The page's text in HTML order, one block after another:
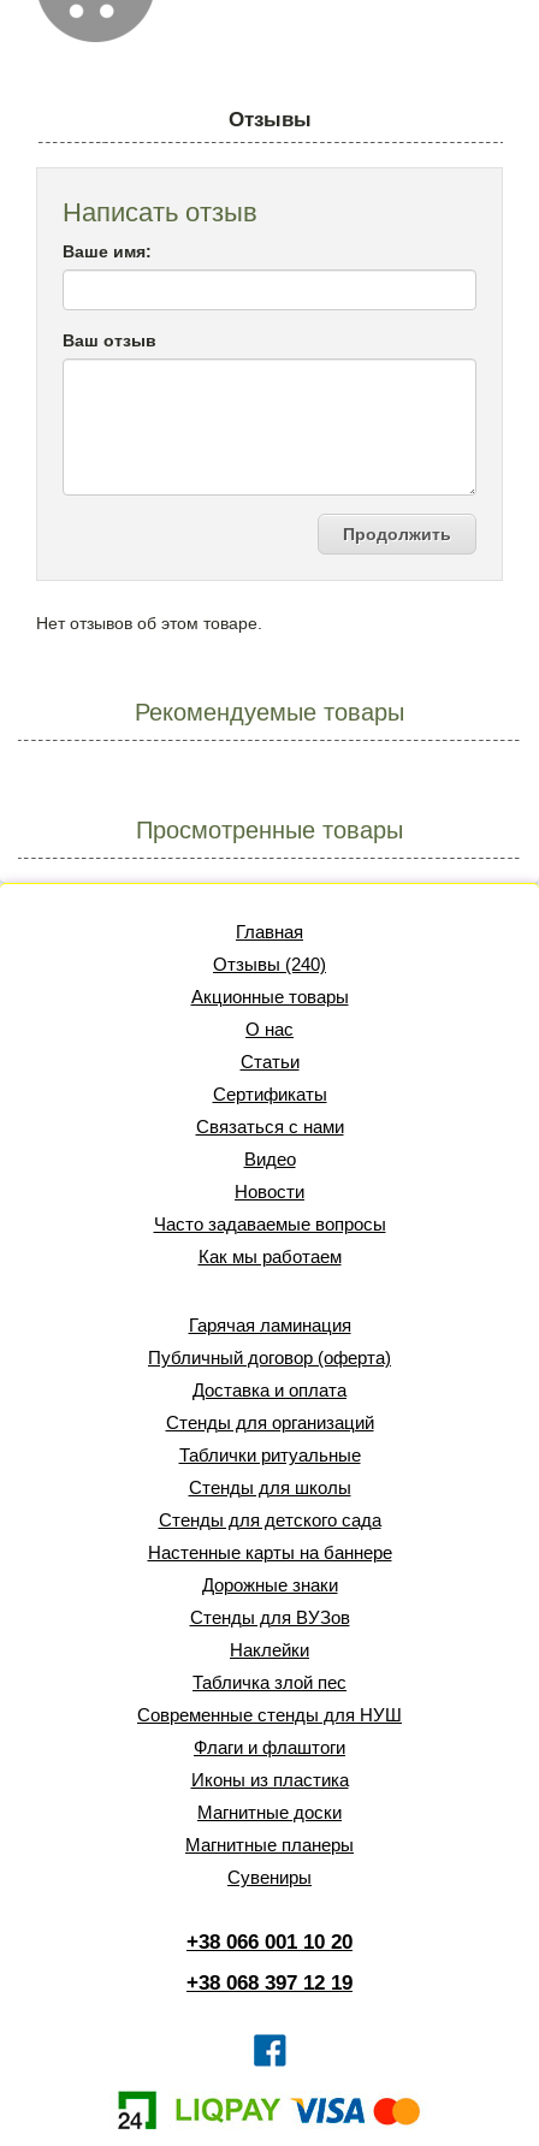
Отзывы
Написать отзыв
Ваше имя:
Ваш отзыв
Продолжить
Нет отзывов об этом товаре.
Рекомендуемые товары
Просмотренные товары
Главная
Отзывы (240)
Акционные товары
О нас
Статьи
Сертификаты
Связаться с нами
Видео
Новости
Часто задаваемые вопросы
Как мы работаем
Гарячая ламинация
Публичный договор (оферта)
Доставка и оплата
Стенды для организаций
Таблички ритуальные
Стенды для школы
Стенды для детского сада
Настенные карты на баннере
Дорожные знаки
Стенды для ВУЗов
Наклейки
Табличка злой пес
Современные стенды для НУШ
Флаги и флаштоги
Иконы из пластика
Магнитные доски
Магнитные планеры
Сувениры
+38 066 001 10 20
+38 068 397 12 19